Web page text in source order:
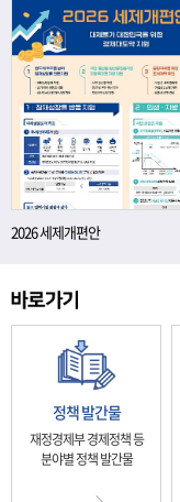
2026 세제개편안
정책 발간물
재정경제부 경제정책 등
분야별 정책 발간물